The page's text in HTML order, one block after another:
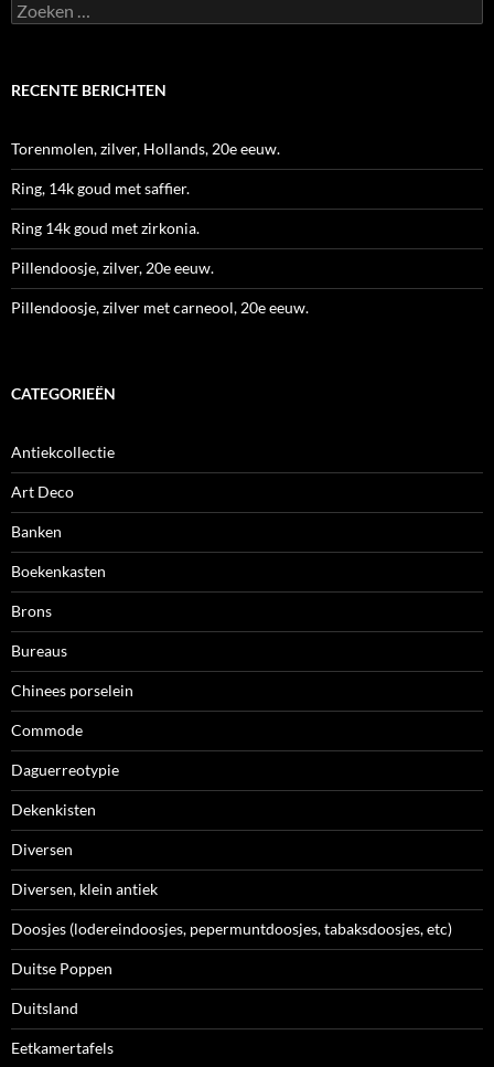
Zoeken
naar:
RECENTE BERICHTEN
Torenmolen, zilver, Hollands, 20e eeuw.
Ring, 14k goud met saffier.
Ring 14k goud met zirkonia.
Pillendoosje, zilver, 20e eeuw.
Pillendoosje, zilver met carneool, 20e eeuw.
CATEGORIEËN
Antiekcollectie
Art Deco
Banken
Boekenkasten
Brons
Bureaus
Chinees porselein
Commode
Daguerreotypie
Dekenkisten
Diversen
Diversen, klein antiek
Doosjes (lodereindoosjes, pepermuntdoosjes, tabaksdoosjes, etc)
Duitse Poppen
Duitsland
Eetkamertafels